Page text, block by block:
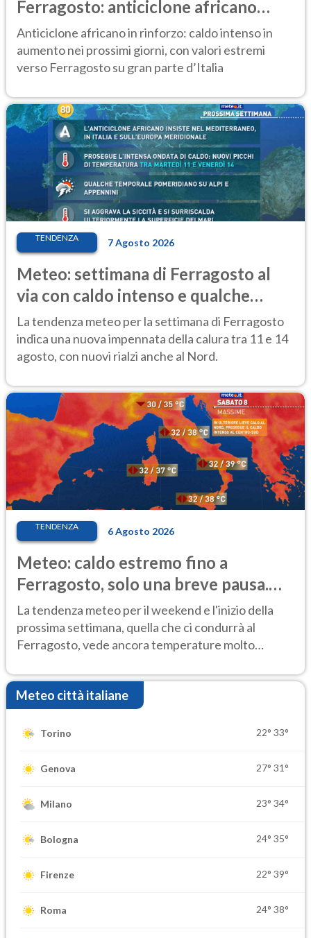
Ferragosto: anticiclone africano
ancora protagonista
Anticiclone africano in rinforzo: caldo intenso in
aumento nei prossimi giorni, con valori estremi
verso Ferragosto su gran parte d’Italia
TENDENZA 7 Agosto 2026
Meteo: settimana di Ferragosto al
via con caldo intenso e qualche
temporale
La tendenza meteo per la settimana di Ferragosto
indica una nuova impennata della calura tra 11 e 14
agosto, con nuovi rialzi anche al Nord.
TENDENZA 6 Agosto 2026
Meteo: caldo estremo fino a
Ferragosto, solo una breve pausa.
Ecco dove
La tendenza meteo per il weekend e l'inizio della
prossima settimana, quella che ci condurrà al
Ferragosto, vede ancora temperature molto
Meteo città italiane
Torino 22° 33°
Genova 27° 31°
Milano 23° 34°
Bologna 24° 35°
Firenze 22° 39°
Roma 24° 38°